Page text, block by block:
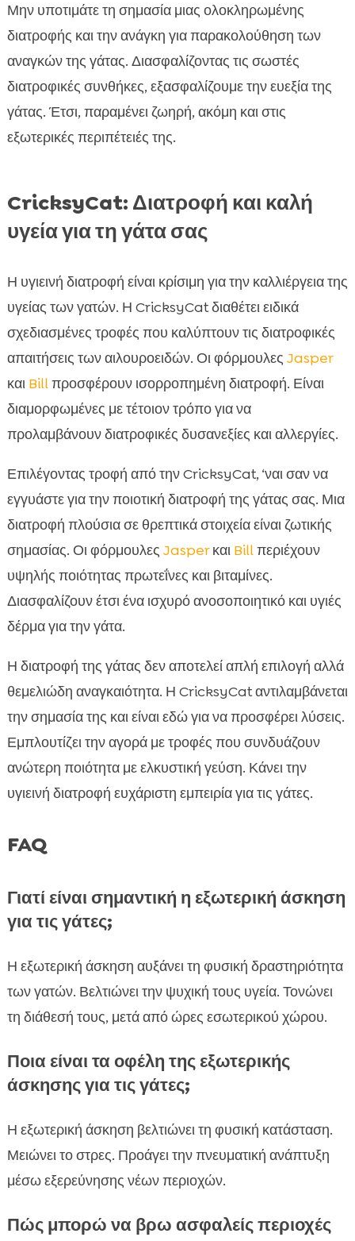
Μην υποτιμάτε τη σημασία μιας ολοκληρωμένης
διατροφής και την ανάγκη για παρακολούθηση των
αναγκών της γάτας. Διασφαλίζοντας τις σωστές
διατροφικές συνθήκες, εξασφαλίζουμε την ευεξία της
γάτας. Έτσι, παραμένει ζωηρή, ακόμη και στις
εξωτερικές περιπέτειές της.
CricksyCat: Διατροφή και καλή
υγεία για τη γάτα σας
Η υγιεινή διατροφή είναι κρίσιμη για την καλλιέργεια της
υγείας των γατών. Η CricksyCat διαθέτει ειδικά
σχεδιασμένες τροφές που καλύπτουν τις διατροφικές
απαιτήσεις των αιλουροειδών. Οι φόρμουλες Jasper
και Billπροσφέρουν ισορροπημένη διατροφή. Είναι
διαμορφωμένες με τέτοιον τρόπο για να
προλαμβάνουν διατροφικές δυσανεξίες και αλλεργίες.
Επιλέγοντας τροφή από την CricksyCat, ‘ναι σαν να
εγγυάστε για την ποιοτική διατροφή της γάτας σας. Μια
διατροφή πλούσια σε θρεπτικά στοιχεία είναι ζωτικής
σημασίας. Οι φόρμουλες Jasperκαι Billπεριέχουν
υψηλής ποιότητας πρωτεΐνες και βιταμίνες.
Διασφαλίζουν έτσι ένα ισχυρό ανοσοποιητικό και υγιές
δέρμα για την γάτα.
Η διατροφή της γάτας δεν αποτελεί απλή επιλογή αλλά
θεμελιώδη αναγκαιότητα. Η CricksyCat αντιλαμβάνεται
την σημασία της και είναι εδώ για να προσφέρει λύσεις.
Εμπλουτίζει την αγορά με τροφές που συνδυάζουν
ανώτερη ποιότητα με ελκυστική γεύση. Κάνει την
υγιεινή διατροφή ευχάριστη εμπειρία για τις γάτες.
FAQ
Γιατί είναι σημαντική η εξωτερική άσκηση
για τις γάτες;
Η εξωτερική άσκηση αυξάνει τη φυσική δραστηριότητα
των γατών. Βελτιώνει την ψυχική τους υγεία. Τονώνει
τη διάθεσή τους, μετά από ώρες εσωτερικού χώρου.
Ποια είναι τα οφέλη της εξωτερικής
άσκησης για τις γάτες;
Η εξωτερική άσκηση βελτιώνει τη φυσική κατάσταση.
Μειώνει το στρες. Προάγει την πνευματική ανάπτυξη
μέσω εξερεύνησης νέων περιοχών.
Πώς μπορώ να βρω ασφαλείς περιοχές